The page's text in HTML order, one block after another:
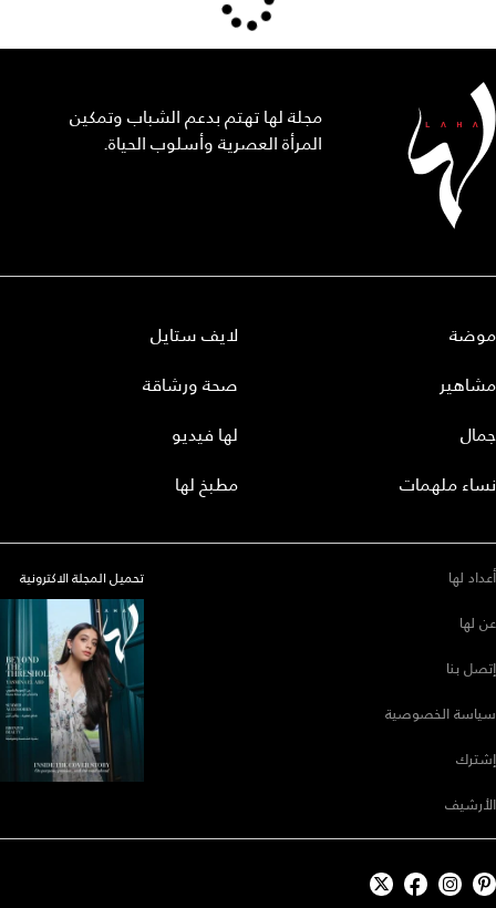
مجلة لها تهتم بدعم الشباب وتمكين
المرأة العصرية وأسلوب الحياة.
موضة
مشاهير
جمال
نساء ملهمات
لايف ستايل
صحة ورشاقة
لها فيديو
مطبخ لها
أعداد لها
عن لها
إتصل بنا
سياسة الخصوصية
إشترك
الأرشيف
تحميل المجلة الاكترونية